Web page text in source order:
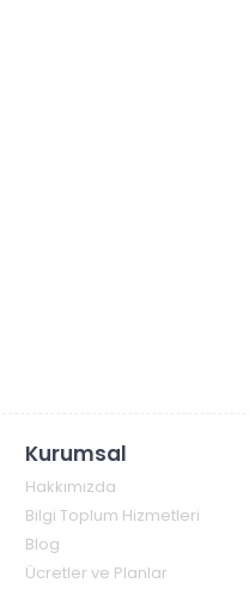
Kurumsal
Hakkımızda
Bilgi Toplum Hizmetleri
Blog
Ücretler ve Planlar